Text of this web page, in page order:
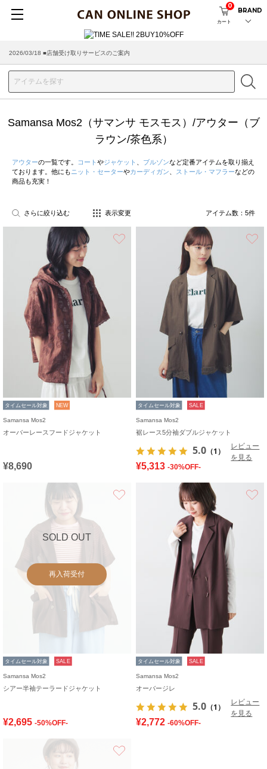
カート
0
BRAND
2026/03/18 ■店舗受け取りサービスのご案内
Samansa Mos2（サマンサ モスモス）/アウター（ブ
ラウン/茶色系）
アウターの一覧です。 コート やジャケット ブルゾンなど定番アイテムを取り揃え
ております。他にも ニット・セーターやカーディガン ストール・マフラーなどの
商品も充実！
さらに絞り込む 表示変更 アイテム数： 5件
タイムセール対象 NEW
Samansa Mos2
オーバーレースフードジャケット
¥8,690
タイムセール対象 SALE
Samansa Mos2
裾レース5分袖ダブルジャケット
5.0 （1）
レビュー
を見る
¥5,313 -30%OFF-
SOLD OUT
再入荷受付
タイムセール対象 SALE
Samansa Mos2
シアー半袖テーラードジャケット
¥2,695 -50%OFF-
タイムセール対象 SALE
Samansa Mos2
オーバージレ
5.0 （1）
レビュー
を見る
¥2,772 -60%OFF-